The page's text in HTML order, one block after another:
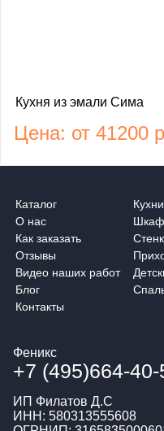
Кухня из эмали Сима
Цена: от 41200
Каталог
О нас
Как заказать
Отзывы
Видео наших работ
Блог
Контакты
Кухни
Феникс
+7 (495)664-40-
ИП Филатов Д.С
ИНН: 580313555608